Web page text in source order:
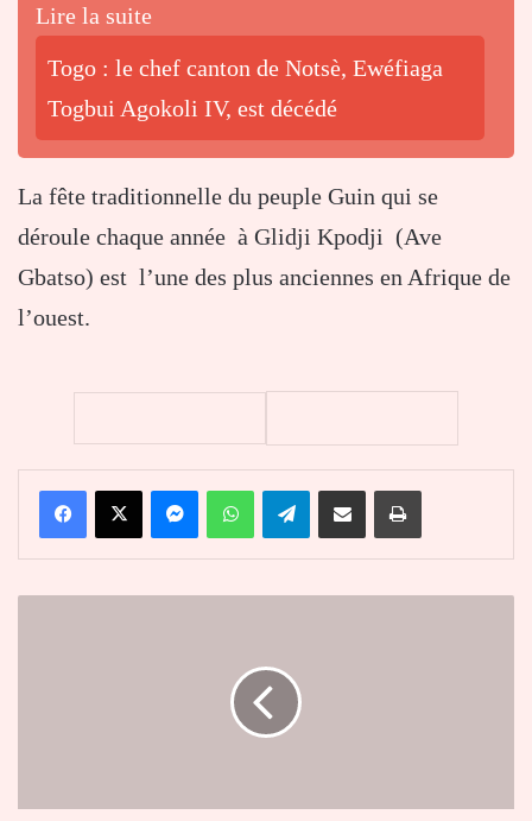
Lire la suite
Togo : le chef canton de Notsè, Ewéfiaga
Togbui Agokoli IV, est décédé
La fête traditionnelle du peuple Guin qui se
déroule chaque année à Glidji Kpodji (Ave
Gbatso) est l’une des plus anciennes en Afrique de
l’ouest.
FacebookX MessengerWhatsAppTelegramPartager par email Imprimer
une